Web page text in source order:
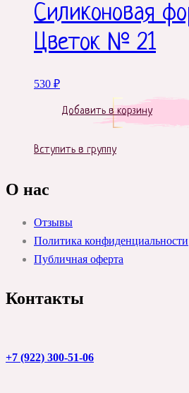
Силиконовая
Цветок № 21
530 ₽
Добавить в корзину
Вступить в группу
О нас
Отзывы
Политика конфиденциальности
Публичная оферта
Контакты
+7 (922) 300-51-06